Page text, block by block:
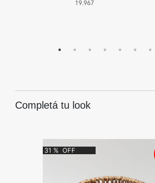
19.967
Completá tu look
31 % OFF